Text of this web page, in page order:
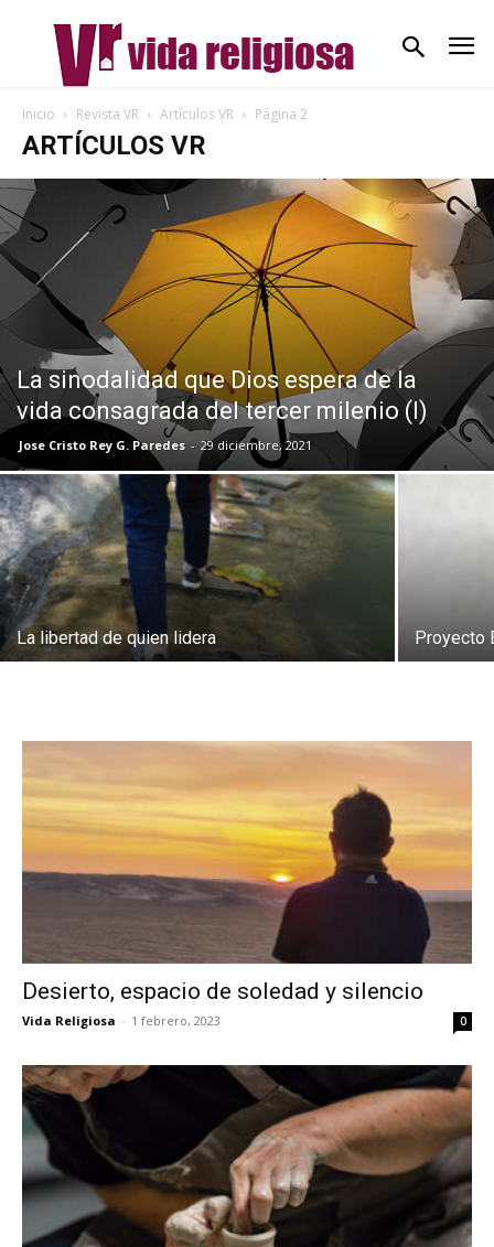
Inicio Revista VR Artículos VR Página 2
ARTÍCULOS VR
La sinodalidad que Dios espera de la
vida consagrada del tercer milenio (I)
Jose Cristo Rey G. Paredes - 29 diciembre, 2021
La libertad de quien lidera Proyecto
Desierto, espacio de soledad y silencio
Vida Religiosa - 1 febrero, 2023 0